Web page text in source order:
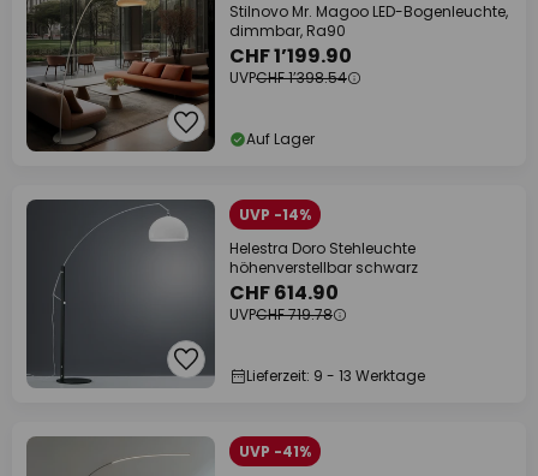
Stilnovo Mr. Magoo LED-Bogenleuchte,
dimmbar, Ra90
CHF 1’199.90
UVPCHF 1’398.54
Auf Lager
UVP -14%
Helestra Doro Stehleuchte
höhenverstellbar schwarz
CHF 614.90
UVPCHF 719.78
Lieferzeit: 9 - 13 Werktage
UVP -41%